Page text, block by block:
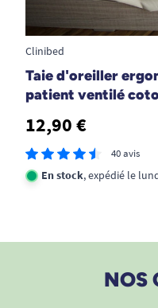
19/07/
meilleur sommeil
V. Gerard
Je recommande tres
L. B
29/09/
Clinibed
Taie d'oreiller
patient ventilé
12,90 €
40 avis
En stock, expédié le
NOS